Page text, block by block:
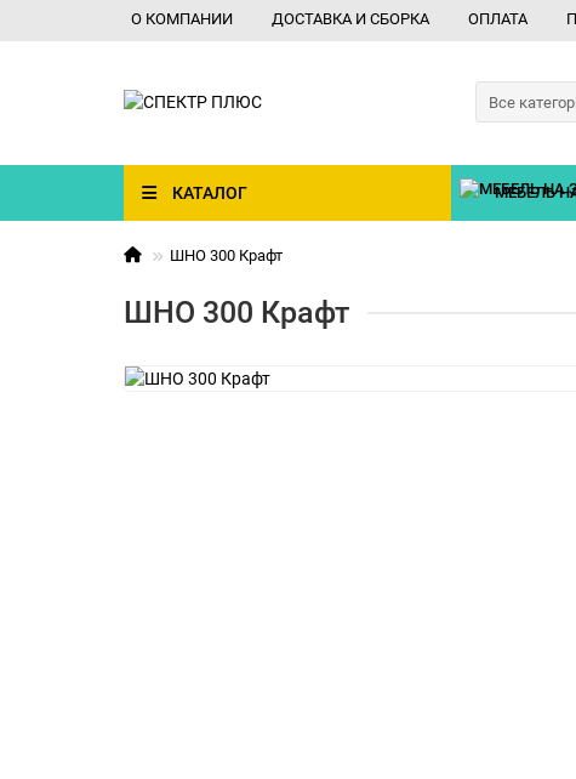
О КОМПАНИИ ДОСТАВКА И СБОРКА ОПЛАТА
Все
КАТАЛОГ МЕБЕЛЬ
ШНО 300 Крафт
ШНО 300 Крафт